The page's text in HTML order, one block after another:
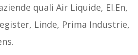
quali Air Liquide, El.En,
Linde, Prima Industrie,